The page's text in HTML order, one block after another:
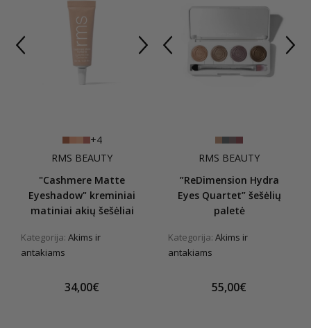
+4
RMS BEAUTY
"Cashmere Matte
Eyeshadow" kreminiai
matiniai akių šešėliai
Kategorija: Akims ir
antakiams
34,00€
RMS BEAUTY
”ReDimension Hydra
Eyes Quartet” šešėlių
paletė
Kategorija: Akims ir
antakiams
55,00€